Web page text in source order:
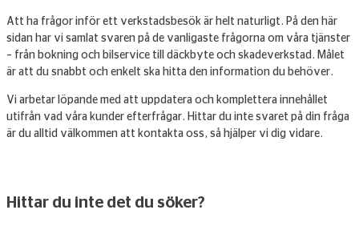
Att ha frågor inför ett verkstadsbesök är helt naturligt. På den här
sidan har vi samlat svaren på de vanligaste frågorna om våra tjänster
– från bokning och bilservice till däckbyte och skadeverkstad. Målet
är att du snabbt och enkelt ska hitta den information du behöver.
Vi arbetar löpande med att uppdatera och komplettera innehållet
utifrån vad våra kunder efterfrågar. Hittar du inte svaret på din fråga
är du alltid välkommen att kontakta oss, så hjälper vi dig vidare.
Hittar du inte det du söker?